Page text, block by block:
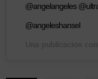
@angelangeles
@angeleshansel